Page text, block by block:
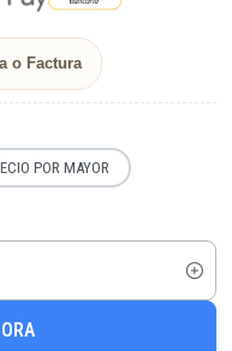
o Factura
POR MAYOR